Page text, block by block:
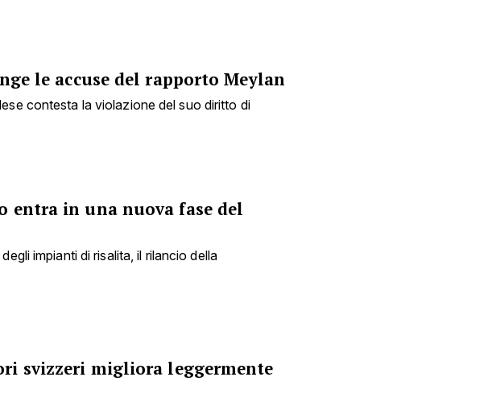
le accuse del rapporto Meylan
contesta la violazione del suo diritto di
entra in una nuova fase del
impianti di risalita, il rilancio della
svizzeri migliora leggermente